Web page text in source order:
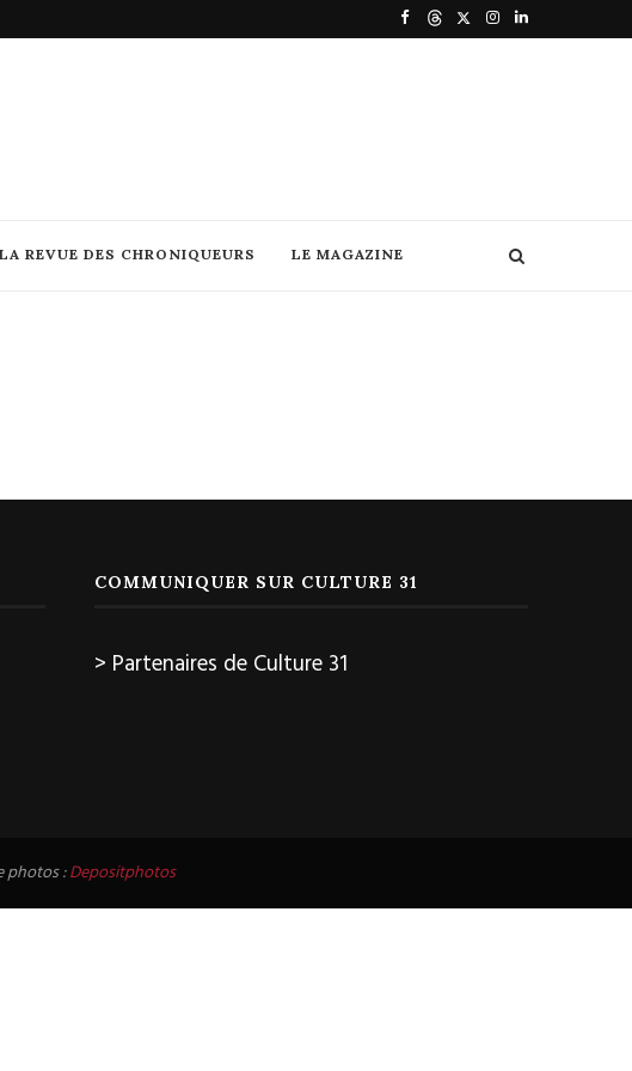
LA REVUE DES CHRONIQUEURS LE MAGAZINE
COMMUNIQUER SUR CULTURE 31
> Partenaires de Culture 31
photos :Depositphotos